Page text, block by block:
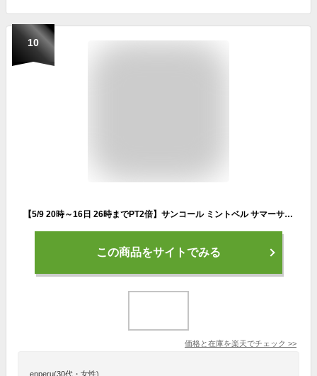
10
【5/9 20時～16日 26時までPT2倍】サンコール ミントベル サマーサンセット シャンプー 550mL 冷感シャンプー クールシャンプー メントール クール 冷感 涼感 髪 頭皮 臭い ニオイ 女性 夏 保湿 しっとり うるおい ひんやり サロン専売 美容室専売 美容室 美容院
この商品をサイトでみる
価格と在庫を楽天でチェック >>
enperu(30代・女性)